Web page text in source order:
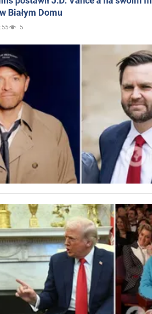
Białym Domu
5